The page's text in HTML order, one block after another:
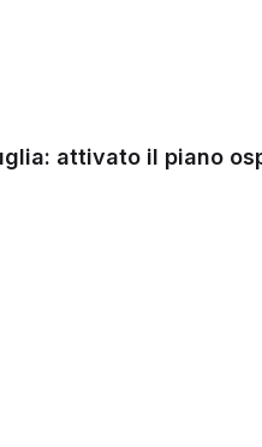
attivato il piano